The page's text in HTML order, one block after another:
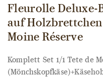
Fleurolle Deluxe-
auf
Moine Réserve
Komplett Set 1/1 Tete de